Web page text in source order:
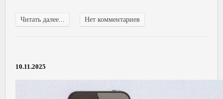
Читать далее... Нет комментариев
10.11.2025